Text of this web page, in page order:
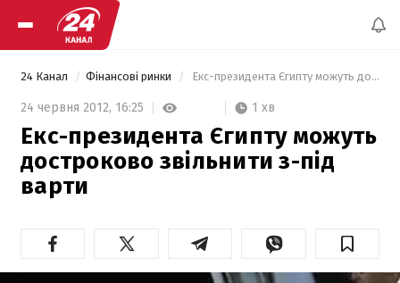
24 Канал Фінансові ринки Екс-президента Єгипту можуть достроково звільнити з-під варти
24 червня 2012, 16:25 1 хв
Екс-президента Єгипту можуть
достроково звільнити з-під
варти